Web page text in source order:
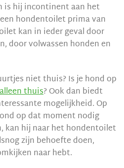
is hij incontinent aan het
hondentoilet prima van
kan in ieder geval door
door volwassen honden en
niet thuis? Is je hond op
alleen thuis? Ook dan biedt
mogelijkheid. Op
op dat moment nodig
kan hij naar het hondentoilet
zijn behoefte doen,
naar hebt.